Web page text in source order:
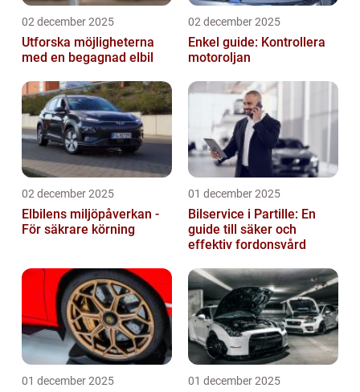
02 december 2025
Utforska möjligheterna
med en begagnad elbil
02 december 2025
Enkel guide: Kontrollera
motoroljan
02 december 2025
Elbilens miljöpåverkan -
För säkrare körning
01 december 2025
Bilservice i Partille: En
guide till säker och
effektiv fordonsvård
01 december 2025 01 december 2025